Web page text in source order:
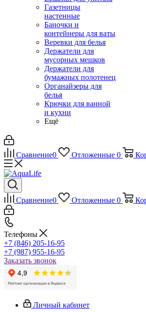
Газетницы
настенные
Баночки и
контейнеры для ваты
Веревки для белья
Держатели для
мусорных мешков
Держатели для
бумажных полотенец
Органайзеры для
белья
Крючки для ванной
и кухни
Ещё
Сравнение0 Отложенные 0
Сравнение0 Отложенные 0
Телефоны
+7 (846) 205-16-95
+7 (987) 955-16-95
Заказать звонок
Личный кабинет